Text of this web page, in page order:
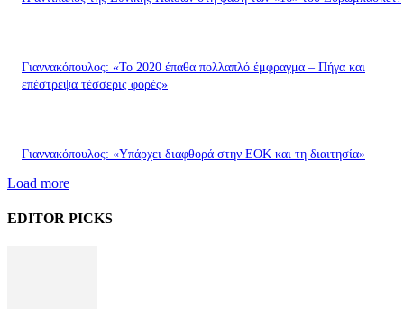
Γιαννακόπουλος: «Το 2020 έπαθα πολλαπλό έμφραγμα – Πήγα και
επέστρεψα τέσσερις φορές»
Γιαννακόπουλος: «Υπάρχει διαφθορά στην ΕΟΚ και τη διαιτησία»
Load more
EDITOR PICKS